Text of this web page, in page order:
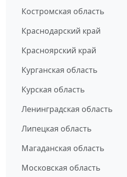
Костромская область
Краснодарский край
Красноярский край
Курганская область
Курская область
Ленинградская область
Липецкая область
Магаданская область
Московская область